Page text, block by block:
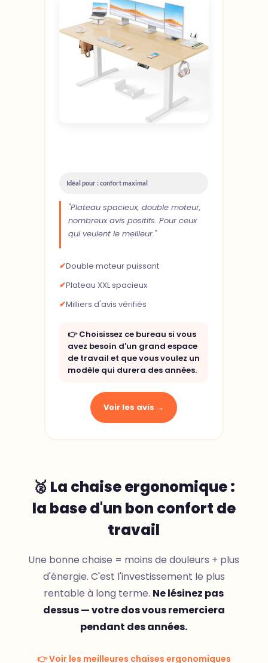
Idéal pour : confort maximal
"Plateau spacieux, double moteur,
nombreux avis positifs. Pour ceux
qui veulent le meilleur."
✔Double moteur puissant
✔Plateau XXL spacieux
✔Milliers d'avis vérifiés
👉 Choisissez ce bureau si vous
avez besoin d'un grand espace
de travail et que vous voulez un
modèle qui durera des années.
Voir les avis →
🥈 La chaise ergonomique :
la base d'un bon confort de
travail
Une bonne chaise = moins de douleurs + plus
d'énergie. C'est l'investissement le plus
rentable à long terme. Ne lésinez pas
dessus — votre dos vous remerciera
pendant des années.
👉Voir les meilleures chaises ergonomiques